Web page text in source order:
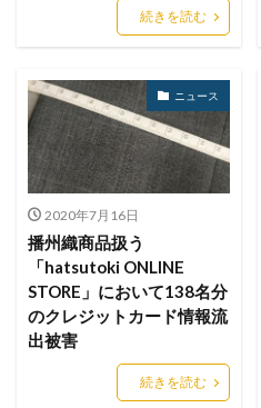
セキュリティ脆弱性
セキ
セミナー
ゼロデイ
ゼロトラスト
センチネル
ソースコード
ソフォス
ソフトスキル
ソフトバンク
ダークトレース
ダーク
タイポスクワッティング
ダウンロード
ダブルチェ
チェック
データ
デー
データベース
データ修復
続きを読む
ニュース
2020年7月16日
播州織商品扱う
「hatsutoki ONLINE
STORE」において138名分
のクレジットカード情報流
出被害
続きを読む